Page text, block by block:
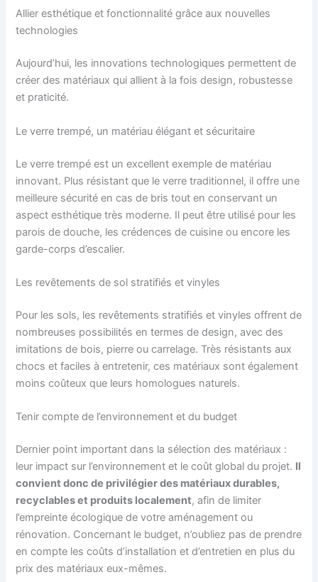
Allier esthétique et fonctionnalité grâce aux nouvelles
technologies
Aujourd’hui, les innovations technologiques permettent de
créer des matériaux qui allient à la fois design, robustesse
et praticité.
Le verre trempé, un matériau élégant et sécuritaire
Le verre trempé est un excellent exemple de matériau
innovant. Plus résistant que le verre traditionnel, il offre une
meilleure sécurité en cas de bris tout en conservant un
aspect esthétique très moderne. Il peut être utilisé pour les
parois de douche, les crédences de cuisine ou encore les
garde-corps d’escalier.
Les revêtements de sol stratifiés et vinyles
Pour les sols, les revêtements stratifiés et vinyles offrent de
nombreuses possibilités en termes de design, avec des
imitations de bois, pierre ou carrelage. Très résistants aux
chocs et faciles à entretenir, ces matériaux sont également
moins coûteux que leurs homologues naturels.
Tenir compte de l’environnement et du budget
Dernier point important dans la sélection des matériaux :
leur impact sur l’environnement et le coût global du projet. Il
convient donc de privilégier des matériaux durables,
recyclables et produits localement, afin de limiter
l’empreinte écologique de votre aménagement ou
rénovation. Concernant le budget, n’oubliez pas de prendre
en compte les coûts d’installation et d’entretien en plus du
prix des matériaux eux-mêmes.